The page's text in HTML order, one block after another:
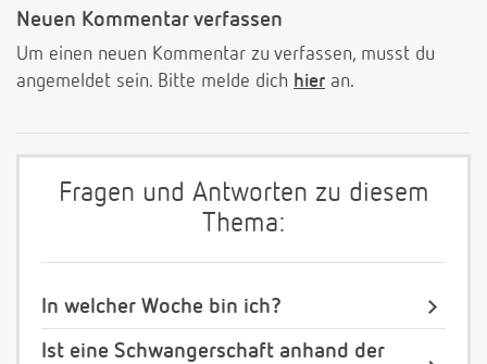
Neuen Kommentar verfassen
Um einen neuen Kommentar zu verfassen, musst du
angemeldet sein. Bitte melde dich hier an.
Fragen und Antworten zu diesem
Thema:
In welcher Woche bin ich?
Ist eine Schwangerschaft anhand der